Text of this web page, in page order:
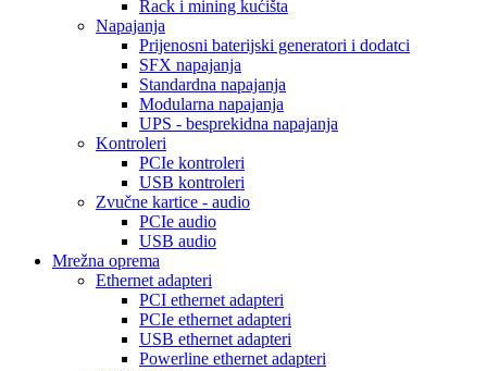
Rack i mining kućišta
Napajanja
Prijenosni baterijski generatori i dodatci
SFX napajanja
Standardna napajanja
Modularna napajanja
UPS - besprekidna napajanja
Kontroleri
PCIe kontroleri
USB kontroleri
Zvučne kartice - audio
PCIe audio
USB audio
Mrežna oprema
Ethernet adapteri
PCI ethernet adapteri
PCIe ethernet adapteri
USB ethernet adapteri
Powerline ethernet adapteri